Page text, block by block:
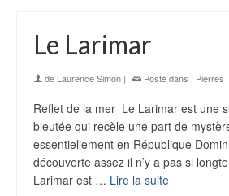
Le Larimar
de Laurence Simon | Posté dans : Pierres
Reflet de la mer Le Larimar est une
bleutée qui recèle une part de
essentiellement en République
découverte assez il n’y a pas si
Larimar est … Lire la suite